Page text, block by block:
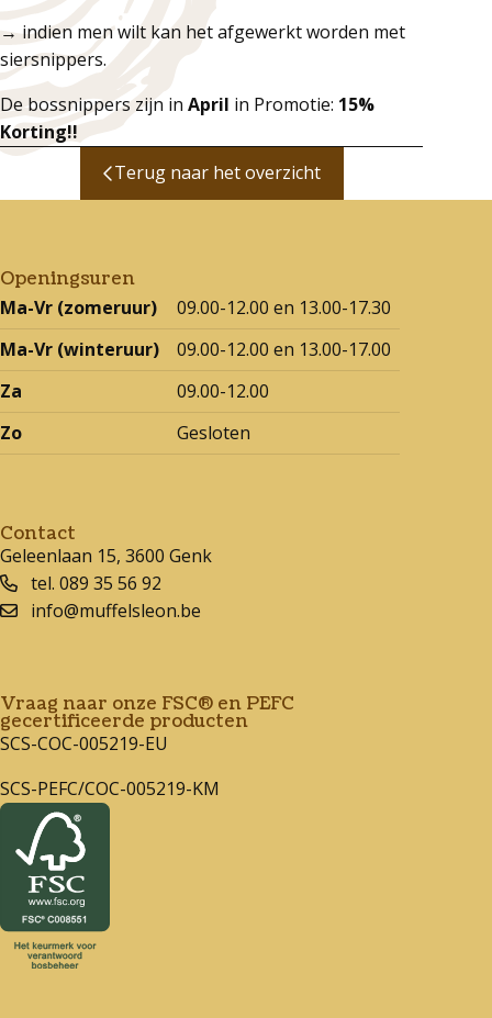
→ indien men wilt kan het afgewerkt worden met
siersnippers.
De bossnippers zijn in April in Promotie: 15%
Korting!!
Terug naar het overzicht
Openingsuren
Ma-Vr (zomeruur)
09.00-12.00 en 13.00-17.30
Ma-Vr (winteruur)
09.00-12.00 en 13.00-17.00
Za
09.00-12.00
Zo
Gesloten
Contact
Geleenlaan 15, 3600 Genk
tel. 089 35 56 92
info@muffelsleon.be
Vraag naar onze FSC® en PEFC
gecertificeerde producten
SCS-COC-005219-EU
SCS-PEFC/COC-005219-KM